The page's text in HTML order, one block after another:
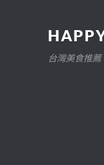
台灣美食推